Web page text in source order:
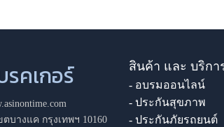
รคเกอร์
บางแค กรุงเทพฯ 10160
สินค้า และ บริกา
- อบรมออนไลน์
- ประกันสุขภาพ
- ประกันภัยรถยนต์